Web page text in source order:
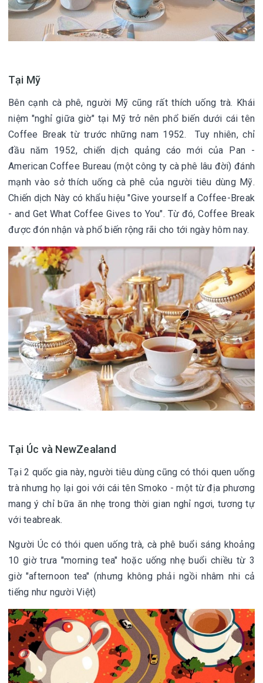
Tại Mỹ
Bên cạnh cà phê, người Mỹ cũng rất thích uống trà. Khái
niệm "nghỉ giữa giờ" tại Mỹ trở nên phổ biến dưới cái tên
Coffee Break từ trước những nam 1952. Tuy nhiên, chỉ
đầu năm 1952, chiến dịch quảng cáo mới của Pan -
American Coffee Bureau (một công ty cà phê lâu đời) đánh
mạnh vào sở thích uống cà phê của người tiêu dùng Mỹ.
Chiến dịch Này có khẩu hiệu "Give yourself a Coffee-Break
- and Get What Coffee Gives to You". Từ đó, Coffee Break
được đón nhận và phổ biến rộng rãi cho tới ngày hôm nay.
Tại Úc và NewZealand
Tại 2 quốc gia này, người tiêu dùng cũng có thói quen uống
trà nhưng họ lại goi với cái tên Smoko - một từ địa phương
mang ý chỉ bữa ăn nhẹ trong thời gian nghỉ ngơi, tương tự
với teabreak.
Người Úc có thói quen uống trà, cà phê buổi sáng khoảng
10 giờ trưa "morning tea" hoặc uống nhẹ buổi chiều từ 3
giờ "afternoon tea" (nhưng không phải ngồi nhâm nhi cả
tiếng như người Việt)